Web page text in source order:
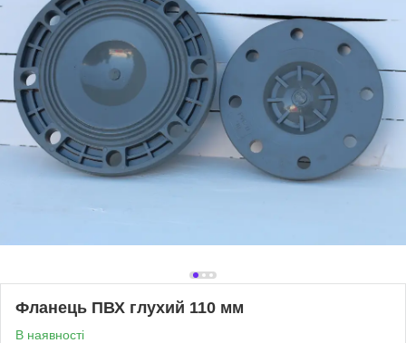
Фланець ПВХ глухий 110 мм
В наявності